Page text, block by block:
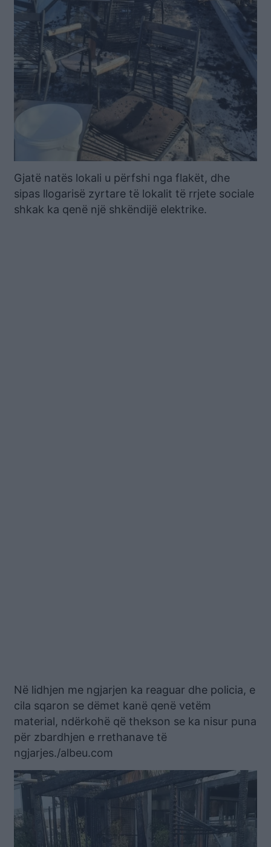
Gjatë natës lokali u përfshi nga flakët, dhe
sipas llogarisë zyrtare të lokalit të rrjete sociale
shkak ka qenë një shkëndijë elektrike.
Në lidhjen me ngjarjen ka reaguar dhe policia, e
cila sqaron se dëmet kanë qenë vetëm
material, ndërkohë që thekson se ka nisur puna
për zbardhjen e rrethanave të
ngjarjes./albeu.com